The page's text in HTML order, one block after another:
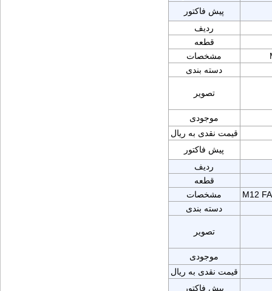
پیش فاکتور
ردیف
قطعه
مشخصات
دسته بندی
تصویر
موجودی
قیمت نقدی به ریال
پیش فاکتور
ردیف
قطعه
مشخصات
M12
دسته بندی
تصویر
موجودی
قیمت نقدی به ریال
پیش فاکتور